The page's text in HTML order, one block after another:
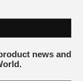
news and